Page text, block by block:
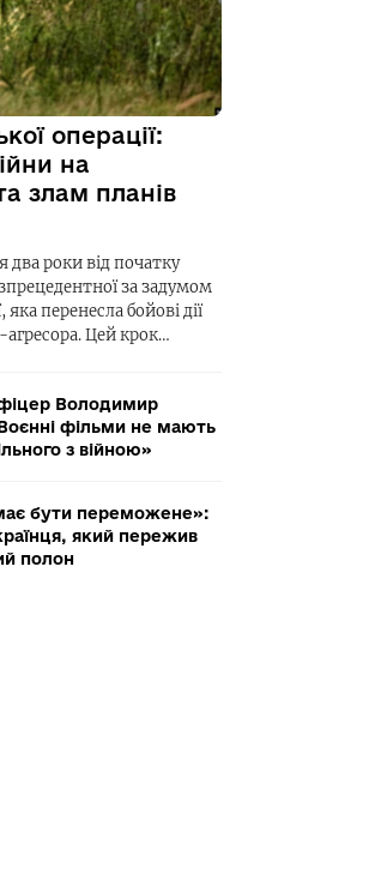
операції:
на
злам планів
два роки від початку
за задумом
перенесла бойові дії
Цей крок…
Володимир
фільми не мають
з війною»
бути переможене»:
який пережив
полон